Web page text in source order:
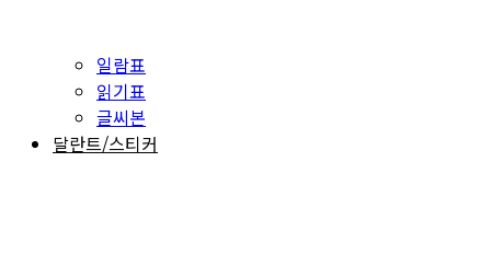
일람표
읽기표
글씨본
달란트/스티커